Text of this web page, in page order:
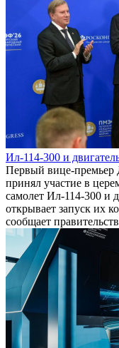
Ил-114-300 и
Первый вице-
принял участие в
самолет Ил-114-300 и
открывает запуск их
сообщает